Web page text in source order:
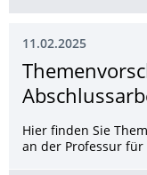
11.02.2025
Hier finden Sie
an der Professur für